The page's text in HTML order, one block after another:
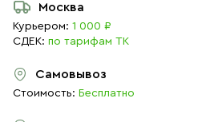
Москва
Курьером: 1 000 ₽
СДЕК: по тарифам ТК
Самовывоз
Стоимость: Бесплатно